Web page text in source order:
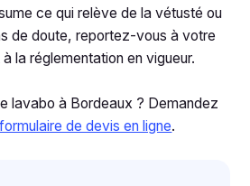
ce qui relève de la vétusté ou
de doute, reportez-vous à votre
la réglementation en vigueur.
lavabo à Bordeaux ? Demandez
formulaire de devis en ligne.